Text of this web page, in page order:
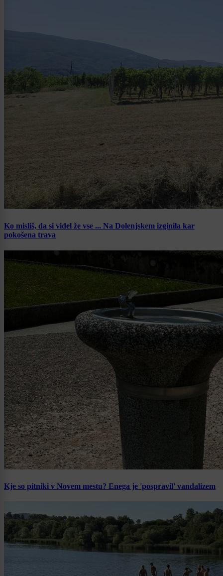
Ko misliš, da si videl že vse ... Na Dolenjskem izginila kar
pokošena trava
Kje so pitniki v Novem mestu? Enega je 'pospravil' vandalizem